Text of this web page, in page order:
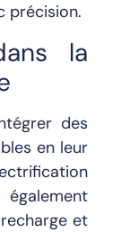
précision.
la
des
en leur
également
et